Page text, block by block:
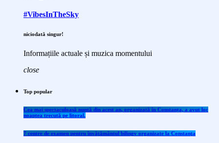
#VibesInTheSky
niciodată singur!
Informațiile actuale și muzica momentului
close
Top popular
Cea mai spectaculoasă nuntă din acest an, organizată în Constanța, a avut loc
noaptea trecută pe litoral.
7 centre de examen pentru învăţământul bilingv organizate la Constanţa